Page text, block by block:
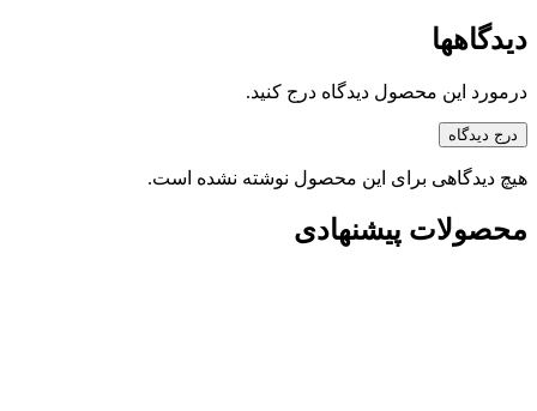
دیدگاهها
درمورد این محصول دیدگاه درج کنید.
درج دیدگاه
هیچ دیدگاهی برای این محصول نوشته نشده است.
محصولات پیشنهادی